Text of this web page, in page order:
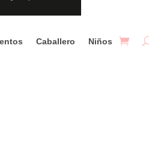
Caballero Niños